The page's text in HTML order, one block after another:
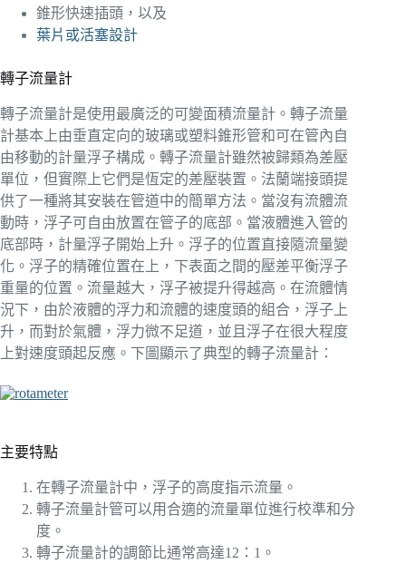
錐形快速插頭，以及
葉片或活塞設計
轉子流量計
轉子流量計是使用最廣泛的可變面積流量計。轉子流量
計基本上由垂直定向的玻璃或塑料錐形管和可在管內自
由移動的計量浮子構成。轉子流量計雖然被歸類為差壓
單位，但實際上它們是恆定的差壓裝置。法蘭端接頭提
供了一種將其安裝在管道中的簡單方法。當沒有流體流
動時，浮子可自由放置在管子的底部。當液體進入管的
底部時，計量浮子開始上升。浮子的位置直接隨流量變
化。浮子的精確位置在上，下表面之間的壓差平衡浮子
重量的位置。流量越大，浮子被提升得越高。在流體情
況下，由於液體的浮力和流體的速度頭的組合，浮子上
升，而對於氣體，浮力微不足道，並且浮子在很大程度
上對速度頭起反應。下圖顯示了典型的轉子流量計：
主要特點
在轉子流量計中，浮子的高度指示流量。
轉子流量計管可以用合適的流量單位進行校準和分
度。
轉子流量計的調節比通常高達12：1。